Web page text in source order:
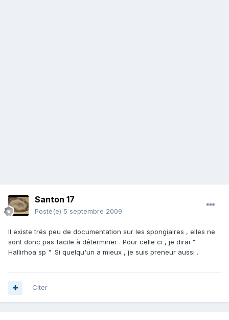
Santon 17
Posté(e) 5 septembre 2009
Il existe trés peu de documentation sur les spongiaires , elles ne
sont donc pas facile à déterminer . Pour celle ci , je dirai "
Hallirhoa sp " .Si quelqu'un a mieux , je suis preneur aussi .
Citer